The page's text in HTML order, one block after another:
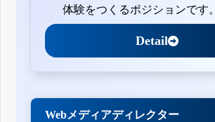
体験をつくるポジションです。
Detail
Webメディアディレクター